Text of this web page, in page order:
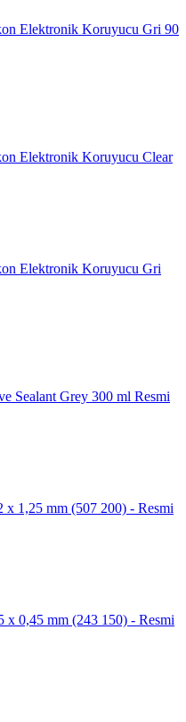
Elektronik Koruyucu Gri 90
Elektronik Koruyucu Clear
Elektronik Koruyucu Gri
Sealant Grey 300 ml Resmi
x 1,25 mm (507 200) - Resmi
x 0,45 mm (243 150) - Resmi